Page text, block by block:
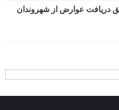
دریافت عوارض از شهروندان